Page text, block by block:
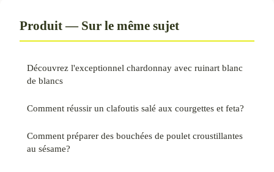
Produit — Sur le même sujet
Découvrez l'exceptionnel chardonnay avec ruinart blanc
de blancs
Comment réussir un clafoutis salé aux courgettes et feta?
Comment préparer des bouchées de poulet croustillantes
au sésame?